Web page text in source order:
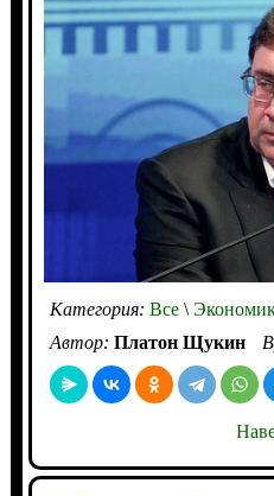
Категория: Все\
Автор: Платон Щукин